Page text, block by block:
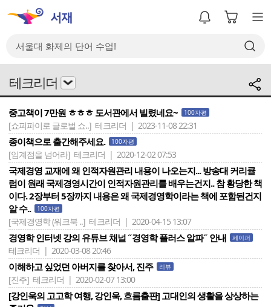
테크리더
중고책이 7만원 ㅎㅎㅎ 도서관에서 빌렸네요~ 100자평
[쇼피파이로 글로벌 쇼..] 테크리더 | 2023-11-08 22:31
종이책으로 출간해주세요. 100자평
[임계점을 넘어라] 테크리더 | 2020-12-02 07:53
국제경영 교재에 왜 인적자원관리 내용이 나오는지... 방송대 커리큘
럼이 원래 국제경영시간이 인적자원관리를 배우는건지.. 참 황당한 책
이다. 2장부터 5장까지 내용은 왜 국제경영학이라는 책에 포함된건지
알 수..
100자평
[국제경영학 (워크북 ..] 테크리더 | 2020-04-15 13:07
경영학 인터넷 강의 유튜브 채널 ˝경영학 플러스 알파˝ 안내 페이퍼
테크리더 | 2020-03-08 20:46
이해하고 싶었던 아버지를 찾아서, 진주 리뷰
[진주] 테크리더 | 2020-02-07 13:00
[강인욱의 고고학 여행, 강인욱, 흐름출판] 고대인의 생활을 상상하는